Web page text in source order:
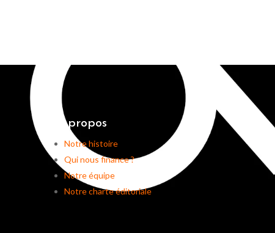
A propos
Notre histoire
Qui nous finance ?
Notre équipe
Notre charte éditoriale